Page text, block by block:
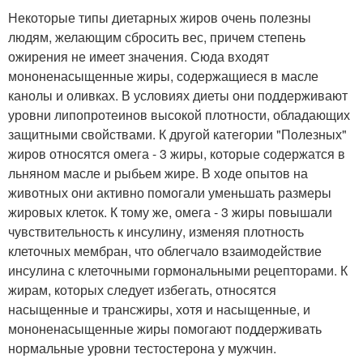
Некоторые типы диетарных жиров очень полезны
людям, желающим сбросить вес, причем степень
ожирения не имеет значения. Сюда входят
мононенасыщенные жиры, содержащиеся в масле
канолы и оливках. В условиях диеты они поддерживают
уровни липопротеинов высокой плотности, обладающих
защитными свойствами. К другой категории "Полезных"
жиров относятся омега - 3 жиры, которые содержатся в
льняном масле и рыбьем жире. В ходе опытов на
животных они активно помогали уменьшать размеры
жировых клеток. К тому же, омега - 3 жиры повышали
чувствительность к инсулину, изменяя плотность
клеточных мембран, что облегчало взаимодействие
инсулина с клеточными гормональными рецепторами. К
жирам, которых следует избегать, относятся
насыщенные и трансжиры, хотя и насыщенные, и
мононенасыщенные жиры помогают поддерживать
нормальные уровни тестостерона у мужчин.